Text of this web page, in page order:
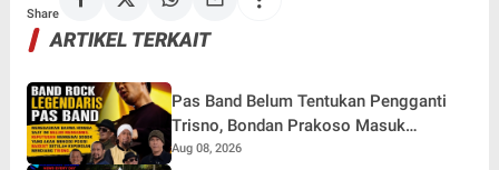
Share
ARTIKEL TERKAIT
Pas Band Belum Tentukan Pengganti
Trisno, Bondan Prakoso Masuk
Pertimbangan
Aug 08, 2026